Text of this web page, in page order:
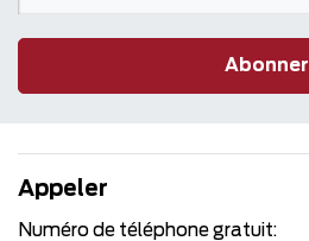
Abonner
Appeler
Numéro de téléphone gratuit: